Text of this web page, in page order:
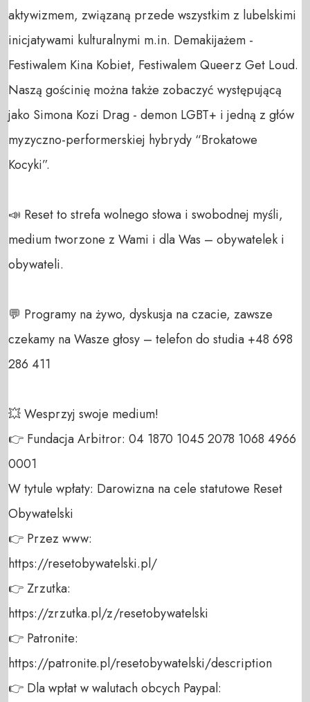
aktywizmem, związaną przede wszystkim z lubelskimi
inicjatywami kulturalnymi m.in. Demakijażem -
Festiwalem Kina Kobiet, Festiwalem Queerz Get Loud.
Naszą gościnię można także zobaczyć występującą
jako Simona Kozi Drag - demon LGBT+ i jedną z głów
myzyczno-performerskiej hybrydy “Brokatowe
Kocyki”.
📣 Reset to strefa wolnego słowa i swobodnej myśli,
medium tworzone z Wami i dla Was – obywatelek i
obywateli.
💬 Programy na żywo, dyskusja na czacie, zawsze
czekamy na Wasze głosy – telefon do studia +48 698
286 411
💥 Wesprzyj swoje medium!
👉 Fundacja Arbitror: 04 1870 1045 2078 1068 4966
0001
W tytule wpłaty: Darowizna na cele statutowe Reset
Obywatelski
👉 Przez www:
https://resetobywatelski.pl/
👉 Zrzutka:
https://zrzutka.pl/z/resetobywatelski
👉 Patronite:
https://patronite.pl/resetobywatelski/description
👉 Dla wpłat w walutach obcych Paypal: